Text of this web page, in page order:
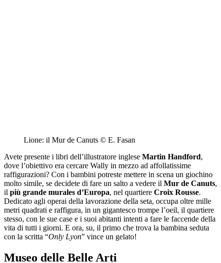
Lione: il Mur de Canuts © E. Fasan
Avete presente i libri dell’illustratore inglese Martin Handford,
dove l’obiettivo era cercare Wally in mezzo ad affollatissime
raffigurazioni? Con i bambini potreste mettere in scena un giochino
molto simile, se decidete di fare un salto a vedere il Mur de Canuts,
il più grande murales d’Europa, nel quartiere Croix Rousse.
Dedicato agli operai della lavorazione della seta, occupa oltre mille
metri quadrati e raffigura, in un gigantesco trompe l’oeil, il quartiere
stesso, con le sue case e i suoi abitanti intenti a fare le faccende della
vita di tutti i giorni. E ora, su, il primo che trova la bambina seduta
con la scritta “Only Lyon” vince un gelato!
Museo delle Belle Arti